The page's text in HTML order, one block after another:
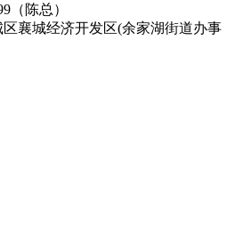
（陈总）
襄城经济开发区(余家湖街道办事